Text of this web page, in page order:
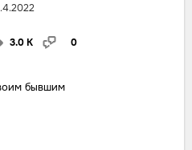
3.0 K 0